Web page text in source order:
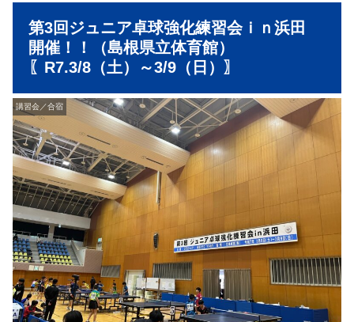
第3回ジュニア卓球強化練習会ｉｎ浜田
開催！！（島根県立体育館）
〖R7.3/8（土）～3/9（日）〗
講習会／合宿